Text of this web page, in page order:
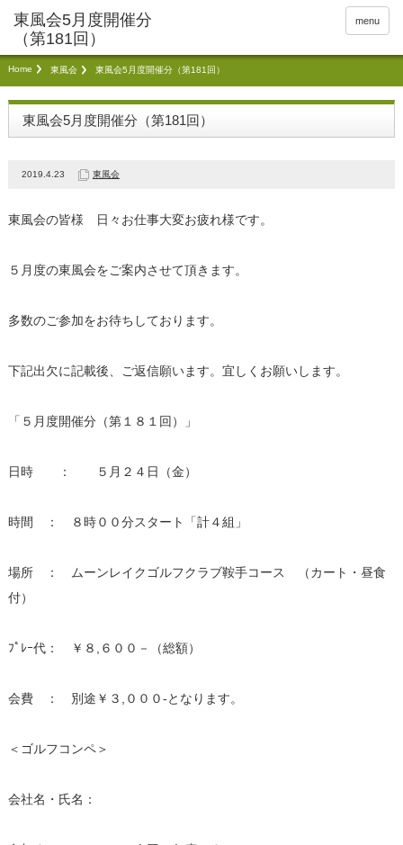
menu
Home 東風会 東風会5月度開催分（第181回）
東風会5月度開催分（第181回）
2019.4.23 東風会
東風会の皆様 日々お仕事大変お疲れ様です。
５月度の東風会をご案内させて頂きます。
多数のご参加をお待ちしております。
下記出欠に記載後、ご返信願います。宜しくお願いします。
「５月度開催分（第１８１回）」
日時 ： ５月２４日（金）
時間 ： ８時００分スタート「計４組」
場所 ： ムーンレイクゴルフクラブ鞍手コース （カート・昼食
付）
ﾌﾟﾚｰ代： ￥８,６００－（総額）
会費 ： 別途￥３,０００-となります。
＜ゴルフコンペ＞
会社名・氏名：